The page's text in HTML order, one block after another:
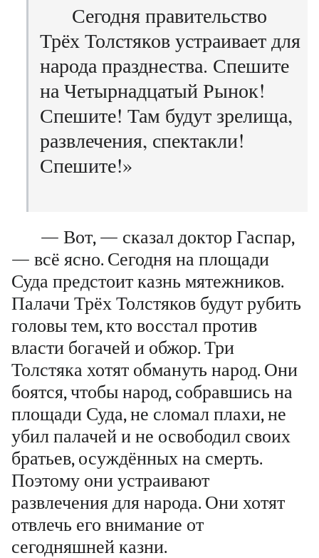
Сегодня правительство
Трёх Толстяков устраивает для
народа празднества. Спешите
на Четырнадцатый Рынок!
Спешите! Там будут зрелища,
развлечения, спектакли!
Спешите!»
— Вот, — сказал доктор Гаспар,
— всё ясно. Сегодня на площади
Суда предстоит казнь мятежников.
Палачи Трёх Толстяков будут рубить
головы тем, кто восстал против
власти богачей и обжор. Три
Толстяка хотят обмануть народ. Они
боятся, чтобы народ, собравшись на
площади Суда, не сломал плахи, не
убил палачей и не освободил своих
братьев, осуждённых на смерть.
Поэтому они устраивают
развлечения для народа. Они хотят
отвлечь его внимание от
сегодняшней казни.